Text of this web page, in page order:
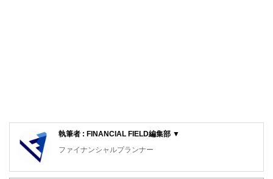
執筆者 : FINANCIAL FIELD編集部 ▼
ファイナンシャルプランナー
FinancialField編集部は、金融、経済に関する記事を、日々